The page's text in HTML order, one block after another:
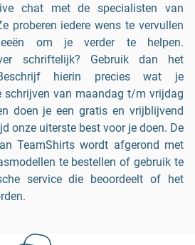
chat met de specialisten van
proberen iedere wens te vervullen
om je verder te helpen.
schriftelijk? Gebruik dan het
Beschrijf hierin precies wat je
schrijven van maandag t/m vrijdag
doen je een gratis en vrijblijvend
onze uiterste best voor je doen. De
TeamShirts wordt afgerond met
te bestellen of gebruik te
service die beoordeelt of het